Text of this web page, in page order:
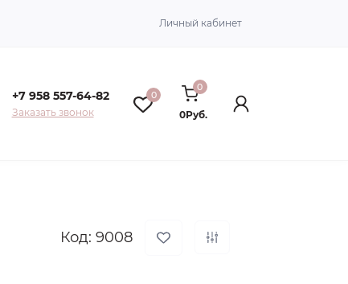
Личный кабинет
+7 958 557-64-82
Заказать звонок
0
0
0Руб.
Код: 9008